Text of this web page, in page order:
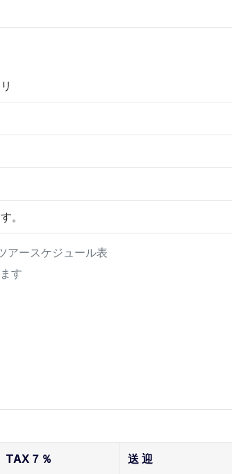
アースケジュール表
す
。
TAX７％ 送 迎